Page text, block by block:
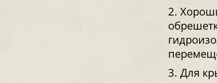
Для